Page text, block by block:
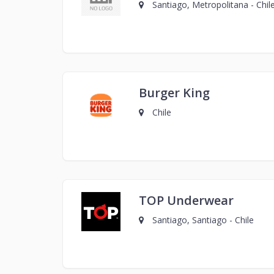
Santiago, Metropolitana -
Burger King
Chile
TOP Underwear
Santiago, Santiago - Chile